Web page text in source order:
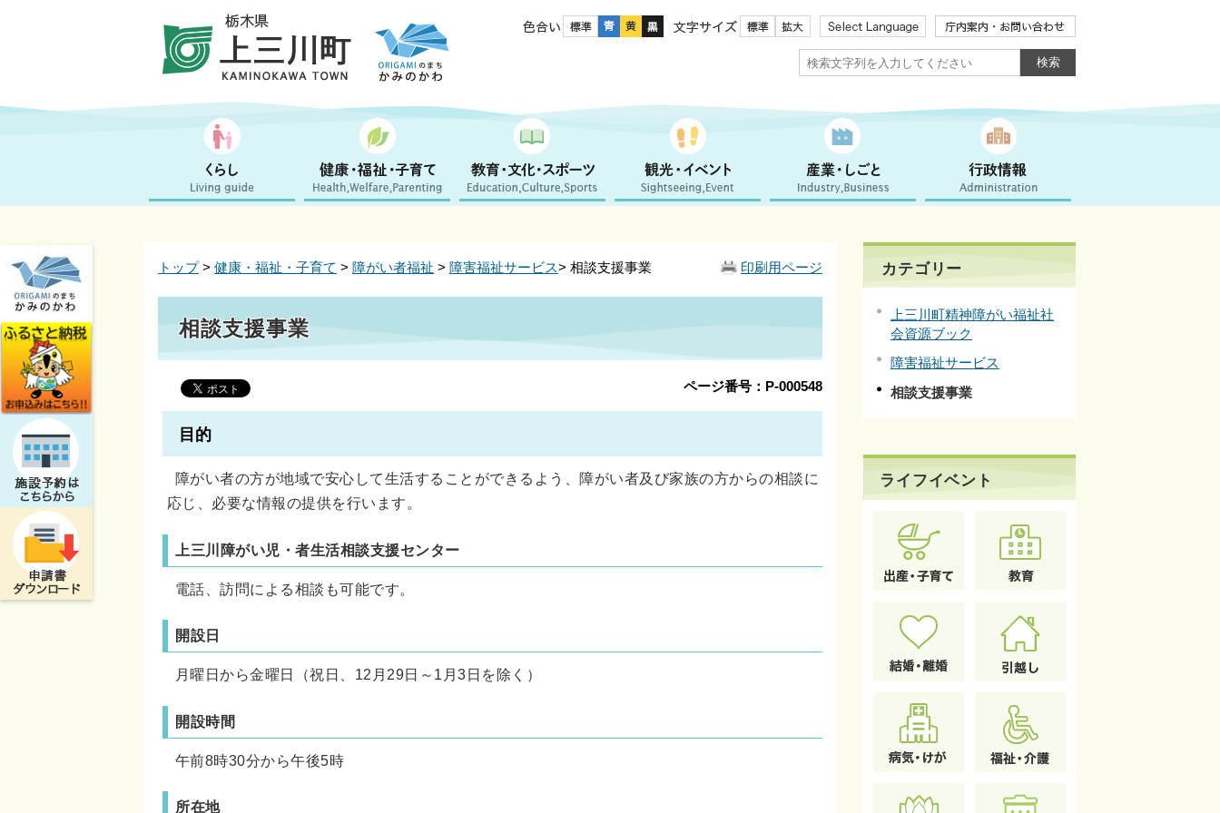
色合い 文字サイズ
印刷用ページ
トップ> 健康・福祉・子育て > 障がい者福祉 > 障害福祉サービス> 相談支援事業
相談支援事業
ページ番号：P-000548
目的
障がい者の方が地域で安心して生活することができるよう、障がい者及び家族の方からの相談に
応じ、必要な情報の提供を行います。
上三川障がい児・者生活相談支援センター
電話、訪問による相談も可能です。
開設日
月曜日から金曜日（祝日、12月29日～1月3日を除く）
開設時間
午前8時30分から午後5時
所在地
カテゴリー
上三川町精神障がい福祉社
会資源ブック
障害福祉サービス
相談支援事業
ライフイベント